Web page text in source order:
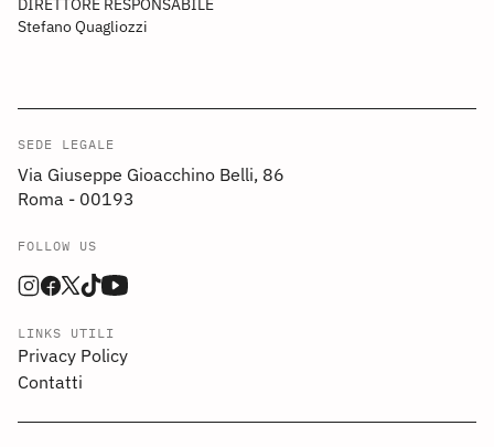
DIRETTORE RESPONSABILE
Stefano Quagliozzi
SEDE LEGALE
Via Giuseppe Gioacchino Belli, 86
Roma - 00193
FOLLOW US
LINKS UTILI
Privacy Policy
Contatti